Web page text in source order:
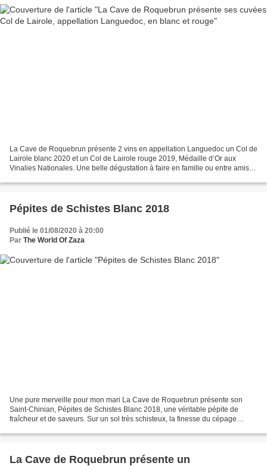
La Cave de Roquebrun présente 2 vins en appellation Languedoc un Col de
Lairole blanc 2020 et un Col de Lairole rouge 2019, Médaille d’Or aux
Vinalies Nationales. Une belle dégustation à faire en famille ou entre amis à
Pépites de Schistes Blanc 2018
Publié le 01/08/2020 à 20:00
Par The World Of Zaza
Une pure merveille pour mon mari La Cave de Roquebrun présente son
Saint-Chinian, Pépites de Schistes Blanc 2018, une véritable pépite de
fraîcheur et de saveurs. Sur un sol très schisteux, la finesse du cépage
La Cave de Roquebrun présente un